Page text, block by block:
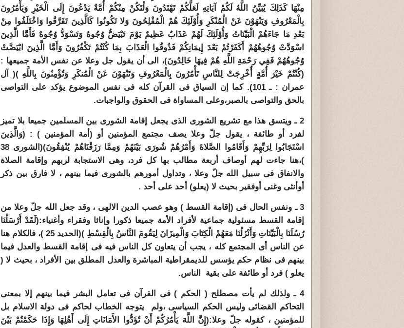
مِنْهَا كَذَلِكَ يُبَيِّنُ اللَّهُ لَكُمْ آيَاتِهِ لَعَلَّكُمْ تَهْتَدُونَ وَلْتَكُنْ مِنْكُمْ أُمَّةٌ يَدْعُونَ إِلَى الْخَيْرِ وَيَأْمُرُونَ
بِالْمَعْرُوفِ وَيَنْهَوْنَ عَنْ الْمُنْكَرِ وَأُوْلَئِكَ هُمْ الْمُفْلِحُونَ وَلا تَكُونُوا كَالَّذِينَ تَفَرَّقُوا وَاخْتَلَفُوا مِنْ
بَعْدِ مَا جَاءَهُمْ الْبَيِّنَاتُ وَأُوْلَئِكَ لَهُمْ عَذَابٌ عَظِيمٌ يَوْمَ تَبْيَضُّ وُجُوهٌ وَتَسْوَدُّ وُجُوهٌ فَأَمَّا الَّذِينَ
اسْوَدَّتْ وُجُوهُهُمْ أَكَفَرْتُمْ بَعْدَ إِيمَانِكُمْ فَذُوقُوا الْعَذَابَ بِمَا كُنْتُمْ تَكْفُرُونَ وَأَمَّا الَّذِينَ ابْيَضَّتْ
وُجُوهُهُمْ فَفِي رَحْمَةِ اللَّهِ هُمْ فِيهَا خَالِدُونَ)، الى أن يقول جل وعلا عن نفس الأمة جميعها :
(كُنْتُمْ خَيْرَ أُمَّةٍ أُخْرِجَتْ لِلنَّاسِ تَأْمُرُونَ بِالْمَعْرُوفِ وَتَنْهَوْنَ عَنْ الْمُنكَرِ وَتُؤْمِنُونَ بِاللَّهِ )( آل
عمران : ـ 101). كما إن السياق فى القرآن كله فى نفس الموضوع يؤكد على التواصى
بالحق والتواصى بالصبر،وعلى المساواة فى الحقوق والواجبات.
2 ـ ويتسق هذا مع تشريع الشورى الذى يجعل إقامة الشورى بين المسلمين جميعا بلا تميز
لفرد أو طائفة ، يقول جلّ وعلا يصف مجتمع المؤمنين أو (أمة المؤمنين ) : (وَالَّذِينَ
اسْتَجَابُوا لِرَبِّهِمْ وَأَقَامُوا الصَّلاةَ وَأَمْرُهُمْ شُورَى بَيْنَهُمْ وَمِمَّا رَزَقْنَاهُمْ يُنْفِقُونَ)(الشورى 38
)،هنا جاءت لهم أوصاف أربعة مطالب بها كل فرد، وهى الاستجابة لربهم وإقامة الصلاة
والانفاق فى سبيل الله جلّ وعلا ، وتداول أمورهم بالشورى فيما بينهم ، لا فارق بين ذكر
أوأنثى وغنى أوفقير بحيث لا (يعلو) أحد على أحد .
3 ـ ونفس الحال فى (إقامة القسط ) وهو عصب الدين الالهى ، وقد جعل الله جلّ وعلا من
إقامة القسط مسئولية جماعية لأفراد الأمة جميعا ذكورا وإناثا وفقراء وأغنياء:(لَقَدْ أَرْسَلْنَا
رُسُلَنَا بِالْبَيِّنَاتِ وَأَنْزَلْنَا مَعَهُمْ الْكِتَابَ وَالْمِيزَانَ لِيَقُومَ النَّاسُ بِالْقِسْطِ )(الحديد 25 )، فالكلام هنا
عن الناس أى المجتمع كله ، يجب أن يتعاون كل الناس فيه فى إقامة القسط والعدل فيما
بينهم فى نظام حكم يؤسس للديمقراطية المباشرة والعدل المطلق بين الأفراد ، بحيث لا (
يعلو ) فرد أو طائفة على بقية الناس.
4 ـ ولذلك لم يأت مصطلح ( الحكم ) فى القرآن فى تعامل البشر فيما بينهم إلا بمعنى
التحاكم القضائى وليس الحكم السياسى ،ولم يتوجه الخطاب لحاكم فى دولة الاسلام بل
للمؤمنين ، كقوله جلّ وعلا:(إِنَّ اللَّهَ يَأْمُرُكُمْ أَنْ تُؤَدُّوا الأَمَانَاتِ إِلَى أَهْلِهَا وَإِذَا حَكَمْتُمْ بَيْنَ